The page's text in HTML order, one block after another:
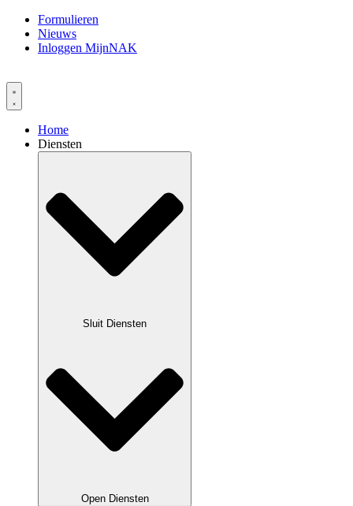
Formulieren
Nieuws
Inloggen MijnNAK
Home
Diensten
Sluit Diensten
Open Diensten